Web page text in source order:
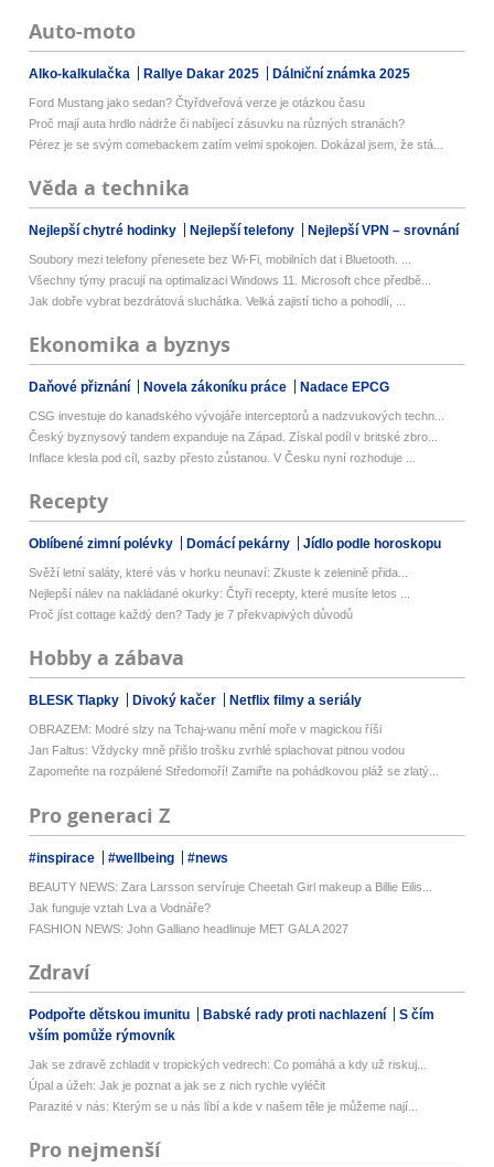
Auto-moto
Alko-kalkulačka Rallye Dakar 2025 Dálniční známka 2025
Ford Mustang jako sedan? Čtyřdveřová verze je otázkou času
Proč mají auta hrdlo nádrže či nabíjecí zásuvku na různých stranách?
Pérez je se svým comebackem zatím velmi spokojen. Dokázal jsem, že stá...
Věda a technika
Nejlepší chytré hodinky Nejlepší telefony Nejlepší VPN – srovnání
Soubory mezi telefony přenesete bez Wi-Fi, mobilních dat i Bluetooth. ...
Všechny týmy pracují na optimalizaci Windows 11. Microsoft chce předbě...
Jak dobře vybrat bezdrátová sluchátka. Velká zajistí ticho a pohodlí, ...
Ekonomika a byznys
Daňové přiznání Novela zákoníku práce Nadace EPCG
CSG investuje do kanadského vývojáře interceptorů a nadzvukových techn...
Český byznysový tandem expanduje na Západ. Získal podíl v britské zbro...
Inflace klesla pod cíl, sazby přesto zůstanou. V Česku nyní rozhoduje ...
Recepty
Oblíbené zimní polévky Domácí pekárny Jídlo podle horoskopu
Svěží letní saláty, které vás v horku neunaví: Zkuste k zelenině přida...
Nejlepší nálev na nakládané okurky: Čtyři recepty, které musíte letos ...
Proč jíst cottage každý den? Tady je 7 překvapivých důvodů
Hobby a zábava
BLESK Tlapky Divoký kačer Netflix filmy a seriály
OBRAZEM: Modré slzy na Tchaj-wanu mění moře v magickou říši
Jan Faltus: Vždycky mně přišlo trošku zvrhlé splachovat pitnou vodou
Zapomeňte na rozpálené Středomoří! Zamiřte na pohádkovou pláž se zlatý...
Pro generaci Z
#inspirace #wellbeing #news
BEAUTY NEWS: Zara Larsson servíruje Cheetah Girl makeup a Billie Eilis...
Jak funguje vztah Lva a Vodnáře?
FASHION NEWS: John Galliano headlinuje MET GALA 2027
Zdraví
Podpořte dětskou imunitu Babské rady proti nachlazení
S čím
vším pomůže rýmovník
Jak se zdravě zchladit v tropických vedrech: Co pomáhá a kdy už riskuj...
Úpal a úžeh: Jak je poznat a jak se z nich rychle vyléčit
Parazité v nás: Kterým se u nás líbí a kde v našem těle je můžeme nají...
Pro nejmenší